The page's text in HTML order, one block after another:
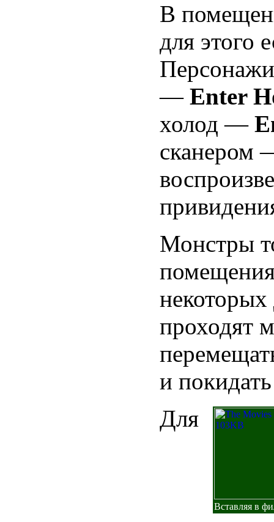
В
для этого
— Enter
холод —
Монстры
проходят
и
Вставляя в
Для